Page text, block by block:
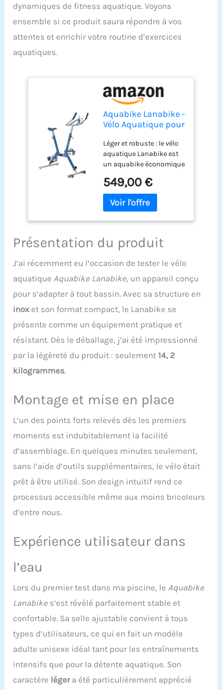
dynamiques de fitness aquatique. Voyons
ensemble si ce produit saura répondre à vos
attentes et enrichir votre routine d’exercices
aquatiques.
Aquabike Lanabike -
Vélo Aquatique pour
Bassin - Selle
Ergonomique -
Guidon Sport -
Pédales
Antidérapantes -
Réglages Click &
Turn - Bleu -
Waterflex, Large,
Léger et robuste : le vélo
aquatique Lanabike est
un aquabike économique
pratiquer seul ou en
famille ou en semi-pro.
Sa légèreté en fait un vélo
mise en eau ou son
enlèvement Simple
structure ergonomique a
été pensée pour
optimiser vos exercices
aquatiques. La selle tout
comme le guidon sont
réglables en hauteur
grâce aux montants
gradués et le système
Click & Turn Structure en
Elle est
remarquablement bien
et sa légèreté ainsi que
sa capacité de drainage
l'eau en quelques
secondes Résistance et
sont utilisables pieds
nus grâce aux foostraps
pédalage hydraulique.
L’aquabike vous
aquabike peut rester
immergé plusieurs jours
Cependant, pour
augmenter plus encore
2 à 3 fois/semaine et
rincez-le au jet à l'eau
journée
549,00 €
Présentation du produit
J’ai récemment eu l’occasion de tester le vélo
aquatiqueAquabike Lanabike, un appareil conçu
pour s’adapter à tout bassin. Avec sa structure en
inox et son format compact, le Lanabike se
présente comme un équipement pratique et
résistant. Dès le déballage, j’ai été impressionné
par la légèreté du produit : seulement14, 2
kilogrammes.
Montage et mise en place
L’un des points forts relevés dès les premiers
moments est indubitablement la facilité
d’assemblage. En quelques minutes seulement,
sans l’aide d’outils supplémentaires, le vélo était
prêt à être utilisé. Son design intuitif rend ce
processus accessible même aux moins bricoleurs
d’entre nous.
Expérience utilisateur dans
l’eau
Lors du premier test dans ma piscine, leAquabike
Lanabike s’est révélé parfaitement stable et
confortable. Sa selle ajustable convient à tous
types d’utilisateurs, ce qui en fait un modèle
adulte unisexe idéal tant pour les entraînements
intensifs que pour la détente aquatique. Son
caractère légera été particulièrement apprécié